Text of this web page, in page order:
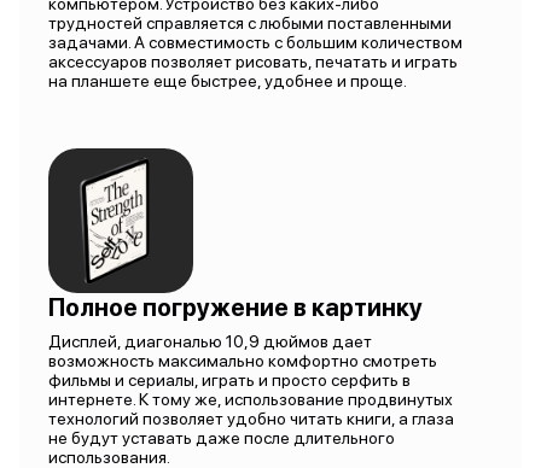
трудностей справляется с любыми поставленными
задачами. А совместимость с большим количеством
аксессуаров позволяет рисовать, печатать и играть
на планшете еще быстрее, удобнее и проще.
Полное погружение в картинку
Дисплей, диагональю 10,9 дюймов дает
возможность максимально комфортно смотреть
фильмы и сериалы, играть и просто серфить в
интернете. К тому же, использование продвинутых
технологий позволяет удобно читать книги, а глаза
не будут уставать даже после длительного
использования.